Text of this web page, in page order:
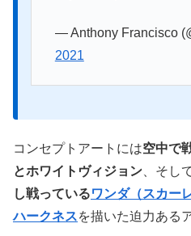
— Anthony Francisco
2021
コンセプトアートには空中で
とホワイトヴィジョン 、そし
し戦っているワンダ（スカー
ハークネスを描いた迫力ある